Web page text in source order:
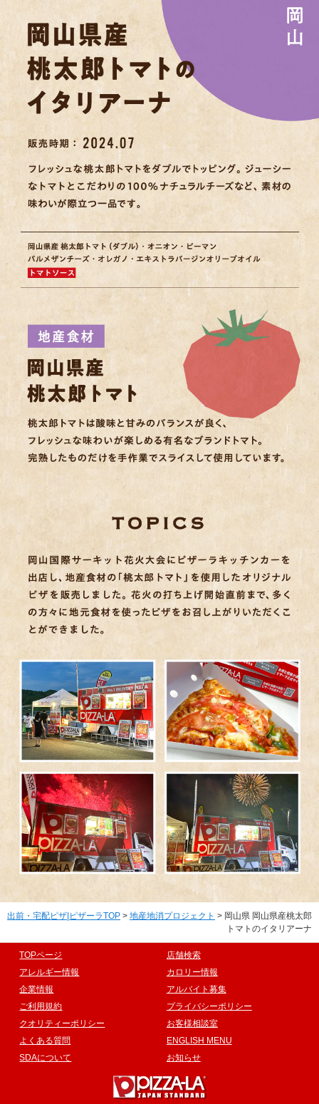
出前・宅配ピザ|ピザーラTOP > 地産地消プロジェクト > 岡山県 岡山県産桃太郎
トマトのイタリアーナ
TOPページ
店舗検索
アレルギー情報
カロリー情報
企業情報
アルバイト募集
ご利用規約
プライバシーポリシー
クオリティーポリシー
お客様相談室
よくある質問
ENGLISH MENU
SDAについて
お知らせ